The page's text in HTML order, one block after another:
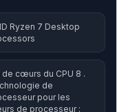
Ryzen 7 Desktop
de cœurs du CPU 8 .
de
pour les
de processeur :